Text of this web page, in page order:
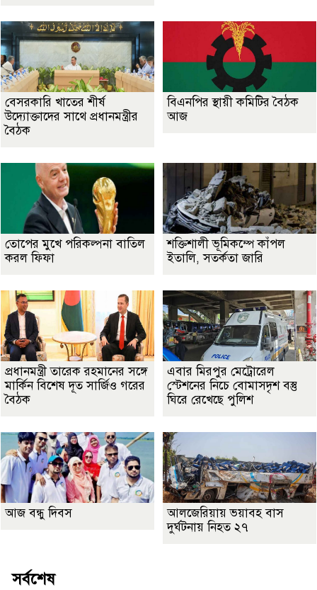
বেসরকারি খাতের শীর্ষ
উদ্যোক্তাদের সাথে প্রধানমন্ত্রীর
বৈঠক
বিএনপির স্থায়ী কমিটির বৈঠক
আজ
তোপের মুখে পরিকল্পনা বাতিল
করল ফিফা
শক্তিশালী ভূমিকম্পে কাঁপল
ইতালি, সতর্কতা জারি
প্রধানমন্ত্রী তারেক রহমানের সঙ্গে
মার্কিন বিশেষ দূত সার্জিও গরের
বৈঠক
এবার মিরপুর মেট্রোরেল
স্টেশনের নিচে বোমাসদৃশ বস্তু
ঘিরে রেখেছে পুলিশ
আজ বন্ধু দিবস
আলজেরিয়ায় ভয়াবহ বাস
দুর্ঘটনায় নিহত ২৭
সর্বশেষ